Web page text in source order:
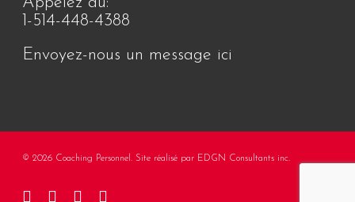
1-514-448-4388
Envoyez-nous un message ici
© 2026 Coaching Personnel. Site réalisé par EDGN Consultants inc.
twitter facebooklinkedinyoutube